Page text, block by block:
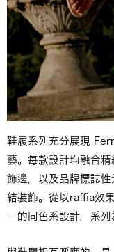
鞋履系列充分展現
藝。每款設計均融合
飾邊，以及品牌標誌
結裝飾。從以raffia效
一的同色系設計，系列